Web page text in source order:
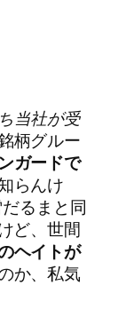
当社が受
柄グルー
ガードで
らんけ
るまと同
ど、世間
ヘイトが
か、私気